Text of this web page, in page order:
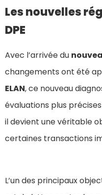
Les nouvelles
DPE
Avec l’arrivée du
changements ont été
ELAN, ce nouveau
évaluations plus
il devient une véritable
certaines transactions
L’un des principaux